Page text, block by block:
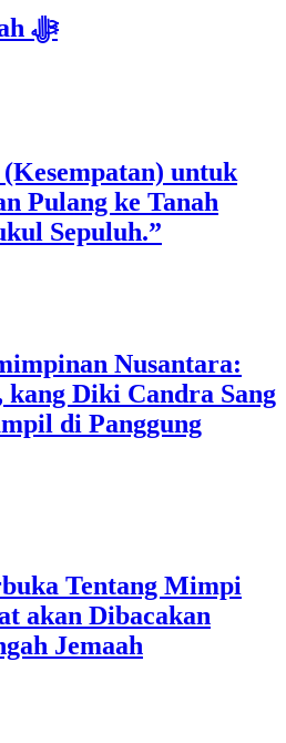
kepada Selain Allah ﷻ
untuk
Pulang ke Tanah
Sepuluh.”
Nusantara:
kang Diki Candra Sang
di Panggung
Tentang Mimpi
akan Dibacakan
Jemaah